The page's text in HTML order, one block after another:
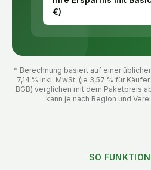
€)
* Berechnung basiert auf einer
7,14 % inkl. MwSt. (je 3,57 % für
BGB) verglichen mit dem Paketpreis
kann je nach Region und
SO